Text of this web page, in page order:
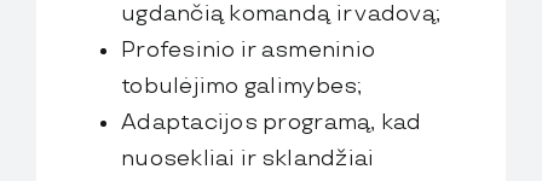
ugdančią komandą ir vadovą;
Profesinio ir asmeninio
tobulėjimo galimybes;
Adaptacijos programą, kad
nuosekliai ir sklandžiai